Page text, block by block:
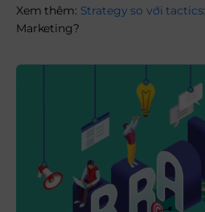
Xem thêm: Strategy so với tactics:
Marketing?